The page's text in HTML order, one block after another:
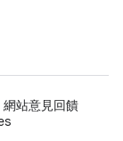
網站意見回饋